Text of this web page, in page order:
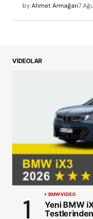
byAhmet Armağan7
VIDEOLAR
BMWVIDEO
Yeni BMW
Testlerinden